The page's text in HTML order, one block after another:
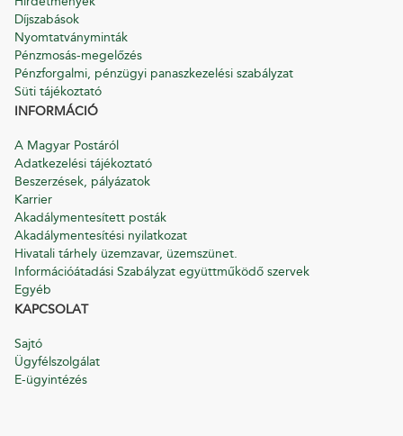
Díjszabások
Nyomtatványminták
Pénzmosás-megelőzés
Pénzforgalmi, pénzügyi panaszkezelési szabályzat
Süti tájékoztató
INFORMÁCIÓ
A Magyar Postáról
Adatkezelési tájékoztató
Beszerzések, pályázatok
Karrier
Akadálymentesített posták
Akadálymentesítési nyilatkozat
Hivatali tárhely üzemzavar, üzemszünet.
Információátadási Szabályzat együttműködő szervek
Egyéb
KAPCSOLAT
Sajtó
Ügyfélszolgálat
E-ügyintézés